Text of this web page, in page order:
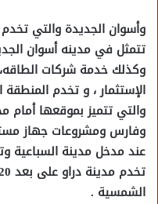
وأسوان الجديدة والتي تخدم
وكذلك خدمة شركات
الإستثمار ، و تخدم
والتي تتميز بموقعها أمام
وفارس ومشروعات جهاز
عند مدخل مدينة السباعية
الشمسية .